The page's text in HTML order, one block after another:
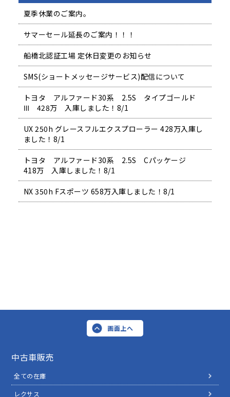
夏季休業のご案内。
サマーセール延長のご案内！！！
船橋北認証工場 定休日変更のお知らせ
SMS(ショートメッセージサービス)配信について
トヨタ アルファード30系 2.5S タイプゴールド
Ⅲ 428万 入庫しました！8/1
UX 250h グレースフルエクスプローラー 428万入庫し
ました！8/1
トヨタ アルファード30系 2.5S Cパッケージ
418万 入庫しました！8/1
NX 350h Fスポーツ 658万入庫しました！8/1
画面上へ
中古車販売
全ての在庫
レクサス